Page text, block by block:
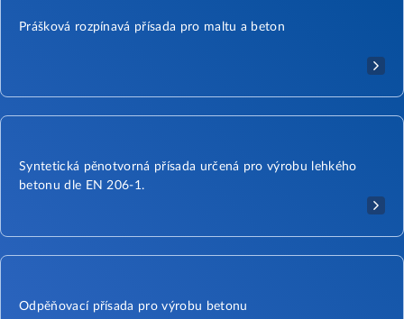
Prášková rozpínavá přísada pro maltu a beton
Syntetická pěnotvorná přísada určená pro výrobu lehkého
betonu dle EN 206-1.
Odpěňovací přísada pro výrobu betonu